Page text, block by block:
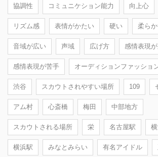
協調性 コミュニケション能力 向上心
リズム感 表情がかたい 硬い 柔ら
音域が広い 声域 広げ方 感情表現
感情表現が苦手 オーディションファッショ
渋谷 スカウトされやすい場所 109
アム村 心斎橋 梅田 中部地方
スカウトされる場所 栄 名古屋駅
横浜駅 みなとみらい 有名アイドル